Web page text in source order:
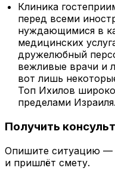
Клиника
перед всеми
нуждающимися в
медицинских
дружелюбный
вежливые врачи и
вот лишь
Топ Ихилов
пределами Израиля.
Получить
Опишите ситуацию —
и пришлёт смету.